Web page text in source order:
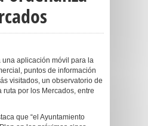
una aplicación móvil para la
puntos de información
visitados, un observatorio de
por los Mercados, entre
que “el Ayuntamiento